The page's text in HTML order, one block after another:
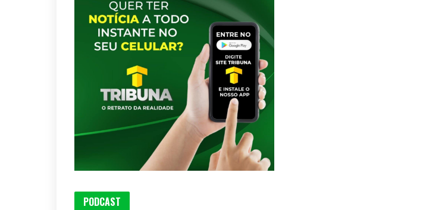
PODCAST